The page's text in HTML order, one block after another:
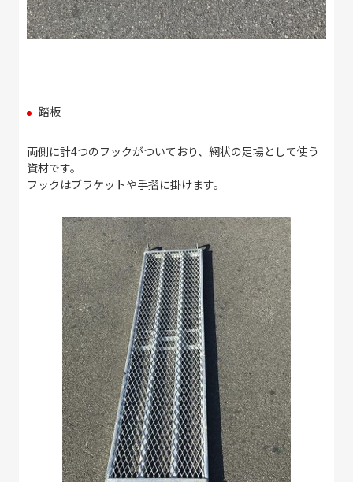
踏板
両側に計4つのフックがついており、網状の足場として使う
資材です。
フックはブラケットや手摺に掛けます。